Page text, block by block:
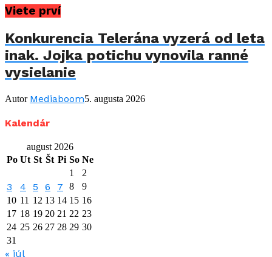
Viete prví
Konkurencia Telerána vyzerá od leta
inak. Jojka potichu vynovila ranné
vysielanie
Autor Mediaboom5. augusta 2026
Kalendár
august 2026
Po Ut St Št Pi So Ne
1
2
3 4 5 6 7 8
9
10 11 12 13 14 15 16
17 18 19 20 21 22 23
24 25 26 27 28 29 30
31
« júl